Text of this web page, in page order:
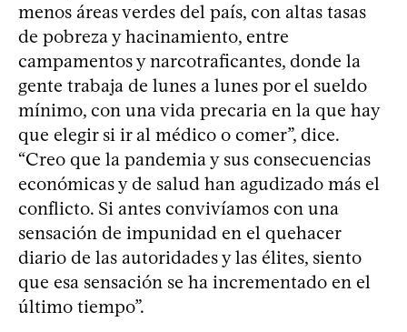
menos áreas verdes del país, con altas tasas
de pobreza y hacinamiento, entre
campamentos y narcotraficantes, donde la
gente trabaja de lunes a lunes por el sueldo
mínimo, con una vida precaria en la que hay
que elegir si ir al médico o comer”, dice.
“Creo que la pandemia y sus consecuencias
económicas y de salud han agudizado más el
conflicto. Si antes convivíamos con una
sensación de impunidad en el quehacer
diario de las autoridades y las élites, siento
que esa sensación se ha incrementado en el
último tiempo”.